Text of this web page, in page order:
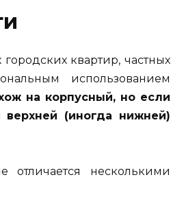
квартир, частных
использованием
на корпусный, но если
верхней (иногда нижней)
несколькими